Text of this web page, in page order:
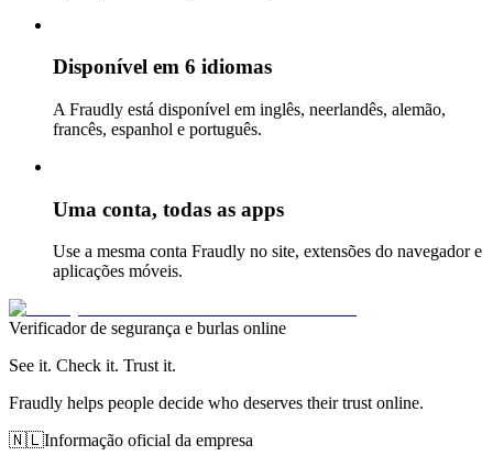
Disponível em 6 idiomas
A Fraudly está disponível em inglês, neerlandês, alemão,
francês, espanhol e português.
Uma conta, todas as apps
Use a mesma conta Fraudly no site, extensões do navegador e
aplicações móveis.
Verificador de segurança e burlas online
See it. Check it. Trust it.
Fraudly helps people decide who deserves their trust online.
🇳🇱Informação oficial da empresa